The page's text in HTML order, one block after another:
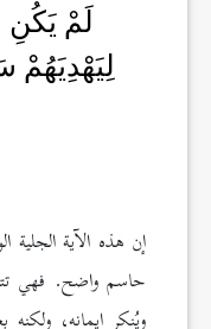
لَمْ يَكُنِ
لِيَهْدِيَهُمْ
إن هذه الآية
حاسم واضح. فهي